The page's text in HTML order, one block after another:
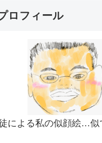
ロフィール
徒による私の似顔絵…似